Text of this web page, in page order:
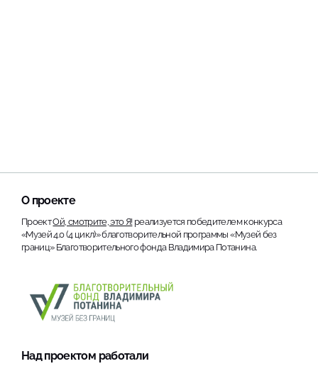
О проекте
ПроектОй, смотрите, это Я! реализуется победителем конкурса
«Музей 4.0 (4 цикл)» благотворительной программы «Музей без
границ» Благотворительного фонда Владимира Потанина.
Над проектом работали